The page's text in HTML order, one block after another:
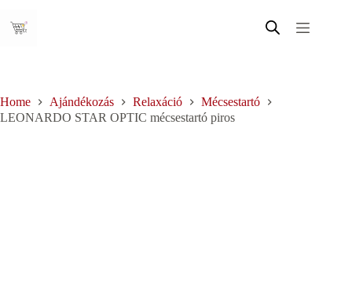
content
Home Ajándékozás Relaxáció
Mécsestartó
LEONARDO STAR OPTIC mécsestartó piros